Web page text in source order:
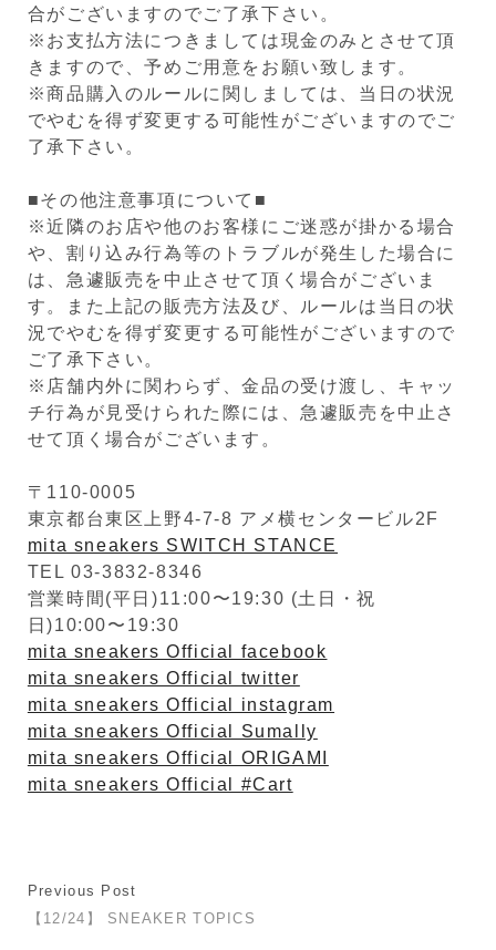
合がございますのでご了承下さい。
※お支払方法につきましては現金のみとさせて頂
きますので、予めご用意をお願い致します。
※商品購入のルールに関しましては、当日の状況
でやむを得ず変更する可能性がございますのでご
了承下さい。
■その他注意事項について■
※近隣のお店や他のお客様にご迷惑が掛かる場合
や、割り込み行為等のトラブルが発生した場合に
は、急遽販売を中止させて頂く場合がございま
す。また上記の販売方法及び、ルールは当日の状
況でやむを得ず変更する可能性がございますので
ご了承下さい。
※店舗内外に関わらず、金品の受け渡し、キャッ
チ行為が見受けられた際には、急遽販売を中止さ
せて頂く場合がございます。
〒110-0005
東京都台東区上野4-7-8 アメ横センタービル2F
mita sneakers SWITCH STANCE
TEL 03-3832-8346
営業時間(平日)11:00〜19:30 (土日・祝
日)10:00〜19:30
mita sneakers Official facebook
mita sneakers Official twitter
mita sneakers Official instagram
mita sneakers Official Sumally
mita sneakers Official ORIGAMI
mita sneakers Official #Cart
Previous Post
【12/24】 SNEAKER TOPICS